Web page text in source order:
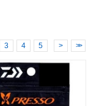
3 4 5 > >>